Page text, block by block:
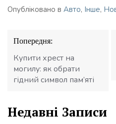
Опубліковано в Авто, Інше,
Навігація
записів
Попередня:
Купити хрест на
могилу: як обрати
гідний символ пам’яті
Недавні Записи